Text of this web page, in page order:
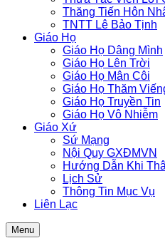
Thăng Tiến Hôn
TNTT Lê Bảo Tịnh
Giáo Họ
Giáo Họ Dâng Mình
Giáo Họ Lên Trời
Giáo Họ Mân Côi
Giáo Họ Thăm
Giáo Họ Truyền Tin
Giáo Họ Vô Nhiễm
Giáo Xứ
Sứ Mạng
Nội Quy GXĐMVN
Hướng Dẫn Khi
Lịch Sử
Thông Tin Mục Vụ
Liên Lạc
Menu